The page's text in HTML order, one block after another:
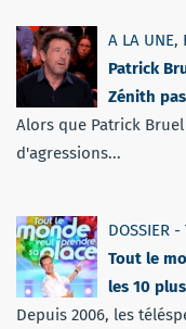
A LA UNE,
Patrick
Zénith
Alors que Patrick
d'agressions...
DOSSIER
Tout le
les 10
Depuis 2006, les